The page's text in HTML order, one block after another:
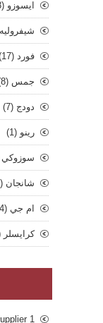
ايسوزو (43)
شيفروليه
فورد (17)
جمس (8)
دودج (7)
رينو (1)
سوزوكي
شانجان (32)
ام جي MG (24)
كرايسلر
1